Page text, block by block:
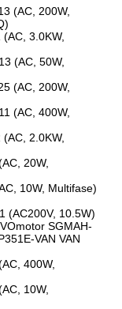
(AC, 200W,
3.0KW,
(AC, 50W,
(AC, 200W,
(AC, 400W,
2.0KW,
20W,
10W, Multifase)
(AC200V, 10.5W)
SGMAH-
VAN VAN
400W,
10W,